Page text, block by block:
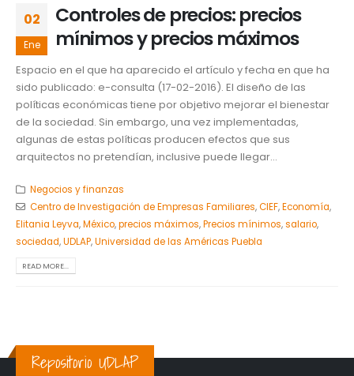
02
Ene
Controles de precios: precios
mínimos y precios máximos
Espacio en el que ha aparecido el artículo y fecha en que ha
sido publicado: e-consulta (17-02-2016). El diseño de las
políticas económicas tiene por objetivo mejorar el bienestar
de la sociedad. Sin embargo, una vez implementadas,
algunas de estas políticas producen efectos que sus
arquitectos no pretendían, inclusive puede llegar...
Negocios y finanzas
Centro de Investigación de Empresas Familiares,CIEF,Economía,
Elitania Leyva,México,precios máximos,Precios mínimos,salario,
sociedad,UDLAP,Universidad de las Américas Puebla
READ MORE...
Repositorio UDLAP